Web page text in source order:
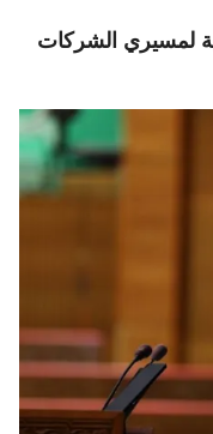
لمسيري الشركات